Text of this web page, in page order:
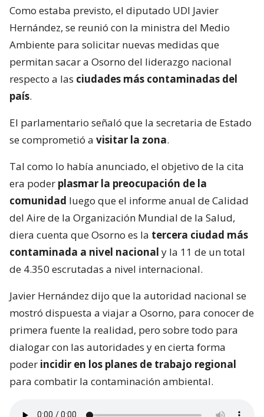
Como estaba previsto, el diputado UDI Javier
Hernández, se reunió con la ministra del Medio
Ambiente para solicitar nuevas medidas que
permitan sacar a Osorno del liderazgo nacional
respecto a las ciudades más contaminadas del
país.
El parlamentario señaló que la secretaria de Estado
se comprometió a visitar la zona.
Tal como lo había anunciado, el objetivo de la cita
era poder plasmar la preocupación de la
comunidad luego que el informe anual de Calidad
del Aire de la Organización Mundial de la Salud,
diera cuenta que Osorno es la tercera ciudad más
contaminada a nivel nacional y la 11 de un total
de 4.350 escrutadas a nivel internacional.
Javier Hernández dijo que la autoridad nacional se
mostró dispuesta a viajar a Osorno, para conocer de
primera fuente la realidad, pero sobre todo para
dialogar con las autoridades y en cierta forma
poder incidir en los planes de trabajo regional
para combatir la contaminación ambiental.